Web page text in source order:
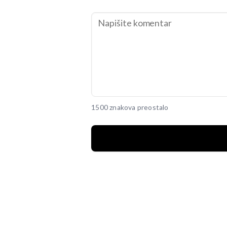
1500 znakova preostalo